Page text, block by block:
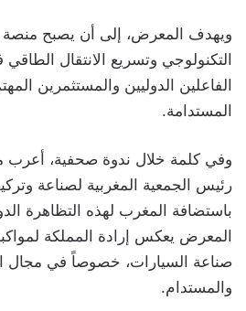
ويهدف المعرض، إلى أن يصبح منصة
التكنولوجي وتسريع الانتقال
الفاعلين الدوليين والمستثمرين
المستدامة.
وفي كلمة خلال ندوة صحفية، أعرب
رئيس الجمعية المغربية لصناعة
باستضافة المغرب لهذه التظاهرة
المعرض يعكس إرادة المملكة
صناعة السيارات، خصوصاً في مجال
والمستدام.